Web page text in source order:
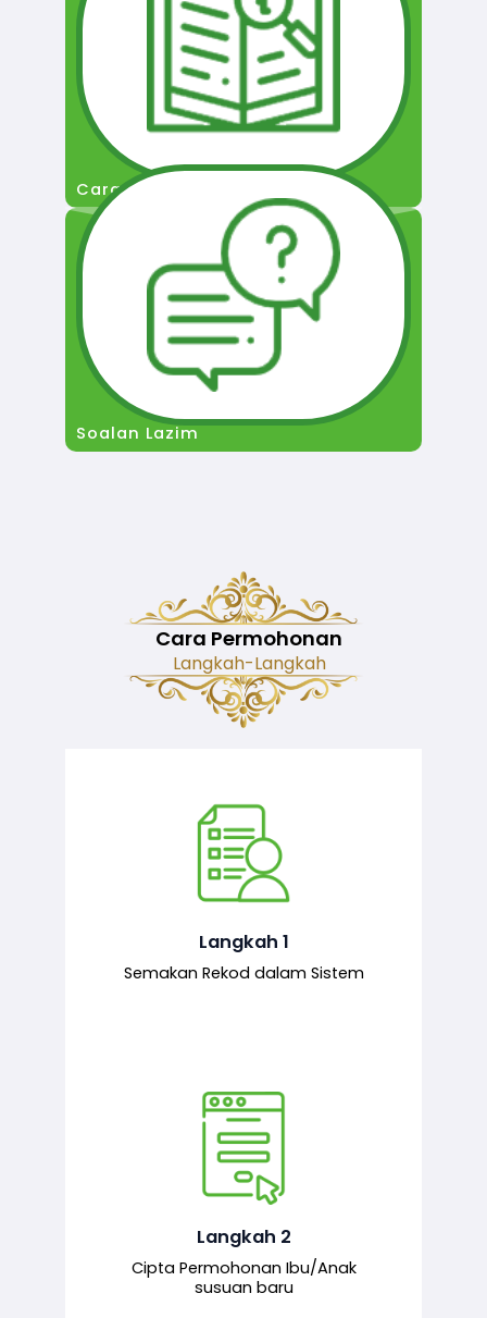
Cara Permohonan
Soalan Lazim
Cara Permohonan
Langkah-Langkah
Langkah 1
Semakan Rekod dalam Sistem
Semakan ke atas sejarah permohonan
yang pernah dibuat oleh pemohon,
Langkah 2
Cipta Permohonan Ibu/Anak
susuan baru
Pemohon mengisi borang
permohonan bagi pendaftaran
baharu melalui sistem.